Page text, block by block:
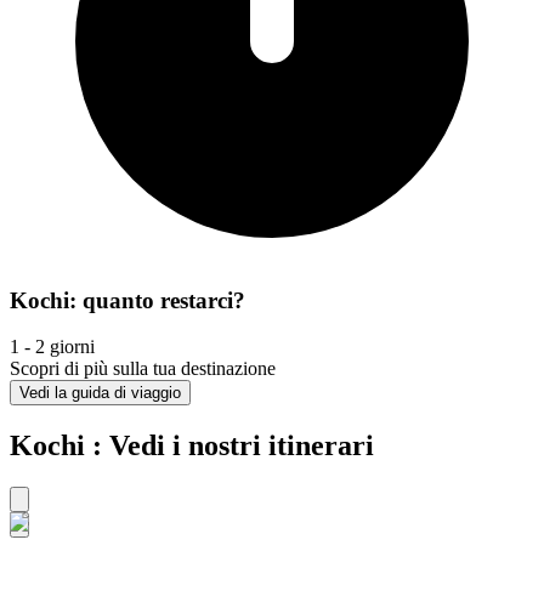
Kochi: quanto restarci?
1 - 2 giorni
Scopri di più sulla tua destinazione
Vedi la guida di viaggio
Kochi : Vedi i nostri itinerari